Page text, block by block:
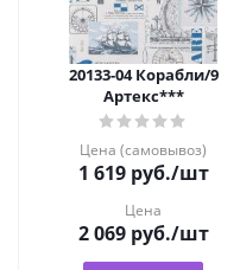
20133-04 Корабли/9
Артекс***
Цена (самовывоз)
1 619руб./шт
Цена
2 069руб./шт